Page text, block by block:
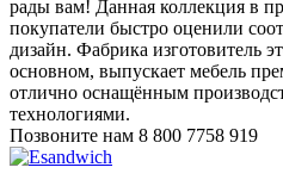
рады вам! Данная коллекция в
покупатели быстро оценили
дизайн. Фабрика изготовитель
основном, выпускает мебель
отлично оснащённым
технологиями.
Позвоните нам 8 800 7758 919